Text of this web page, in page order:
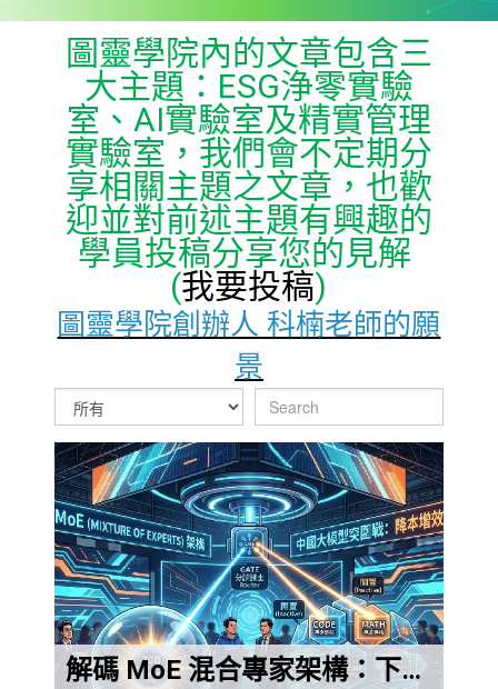
圖靈學院內的文章包含三
大主題：ESG浄零實驗
室、AI實驗室及精實管理
實驗室，我們會不定期分
享相關主題之文章，也歡
迎並對前述主題有興趣的
學員投稿分享您的見解
(我要投稿)
圖靈學院創辦人 科楠老師的願
景
解碼 MoE 混合專家架構：下一代 AI 大模型的「降本增效」核心關鍵與技術全解析